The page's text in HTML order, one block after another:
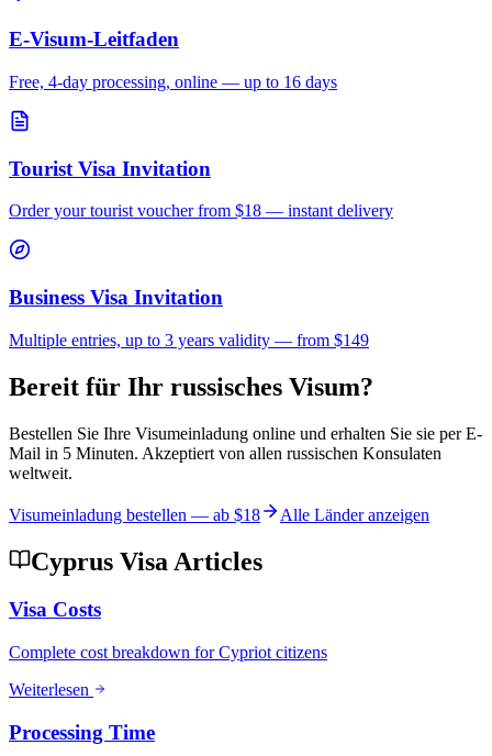
E-Visum-Leitfaden
Free, 4-day processing, online — up to 16 days
Tourist Visa Invitation
Order your tourist voucher from $18 — instant delivery
Business Visa Invitation
Multiple entries, up to 3 years validity — from $149
Bereit für Ihr russisches Visum?
Bestellen Sie Ihre Visumeinladung online und erhalten Sie sie per E-
Mail in 5 Minuten. Akzeptiert von allen russischen Konsulaten
weltweit.
Visumeinladung bestellen — ab $18 Alle Länder anzeigen
Cyprus Visa Articles
Visa Costs
Complete cost breakdown for Cypriot citizens
Weiterlesen
Processing Time